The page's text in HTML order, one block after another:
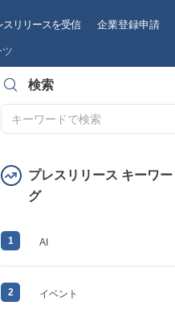
スリリースを受信 企業登録申請
ツ
検索
プレスリリース キーワ
グ
1 AI
2 イベント